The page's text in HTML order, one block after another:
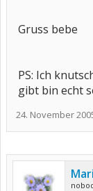
Gruss bebe
PS: Ich
gibt bin echt
24. November